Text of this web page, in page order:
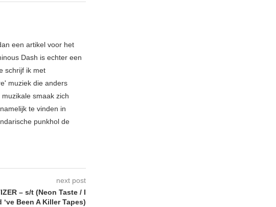
een artikel voor het
Dash is echter een
schrijf ik met
muziek die anders
smaak zich
te vinden in
punkhol de
next post
– s/t (Neon Taste / I
‘ve Been A Killer Tapes)